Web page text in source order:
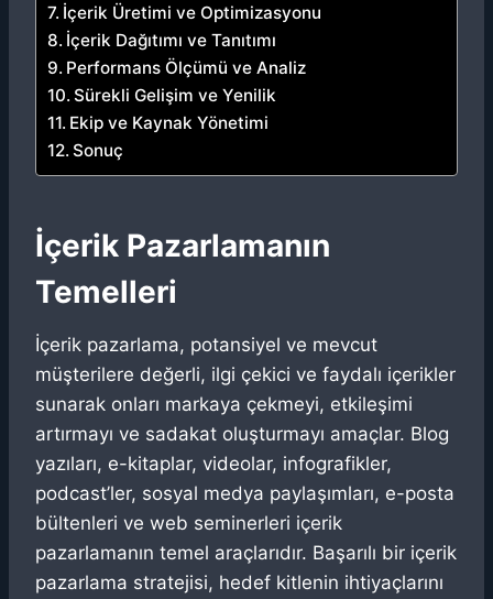
İçerik Üretimi ve Optimizasyonu
İçerik Dağıtımı ve Tanıtımı
Performans Ölçümü ve Analiz
Sürekli Gelişim ve Yenilik
Ekip ve Kaynak Yönetimi
Sonuç
İçerik Pazarlamanın
Temelleri
İçerik pazarlama, potansiyel ve mevcut
müşterilere değerli, ilgi çekici ve faydalı içerikler
sunarak onları markaya çekmeyi, etkileşimi
artırmayı ve sadakat oluşturmayı amaçlar. Blog
yazıları, e-kitaplar, videolar, infografikler,
podcast’ler, sosyal medya paylaşımları, e-posta
bültenleri ve web seminerleri içerik
pazarlamanın temel araçlarıdır. Başarılı bir içerik
pazarlama stratejisi, hedef kitlenin ihtiyaçlarını